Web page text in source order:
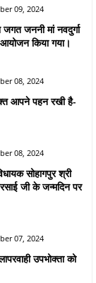
09, 2024
जगत जननी मां नवदुर्गा
किया गया।
08, 2024
आपने पहन रखी है-
08, 2024
सोहागपुर श्री
जी के जन्मदिन पर
07, 2024
उपभोक्ता को